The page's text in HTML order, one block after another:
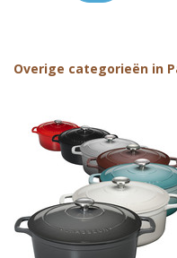
Overige categorieën in